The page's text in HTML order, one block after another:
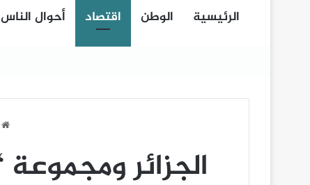
الرئيسية الوطن اقتصاد أحوال الناس